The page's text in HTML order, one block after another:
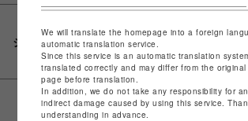
シェアする
We will translate the homepage into a foreign
automatic translation service.
Since this service is an automatic translation
translated correctly and may differ from the
page before translation.
In addition, we do not take any responsibility for
indirect damage caused by using this service.
understanding in advance.